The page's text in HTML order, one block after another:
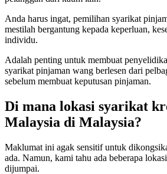
Anda harus ingat, pemilihan syarikat
mestilah bergantung kepada keperluan,
individu.
Adalah penting untuk membuat
syarikat pinjaman wang berlesen dari
sebelum membuat keputusan pinjaman.
Di mana lokasi syarikat
Malaysia di Malaysia?
Maklumat ini agak sensitif untuk
ada. Namun, kami tahu ada beberapa
dijumpai.